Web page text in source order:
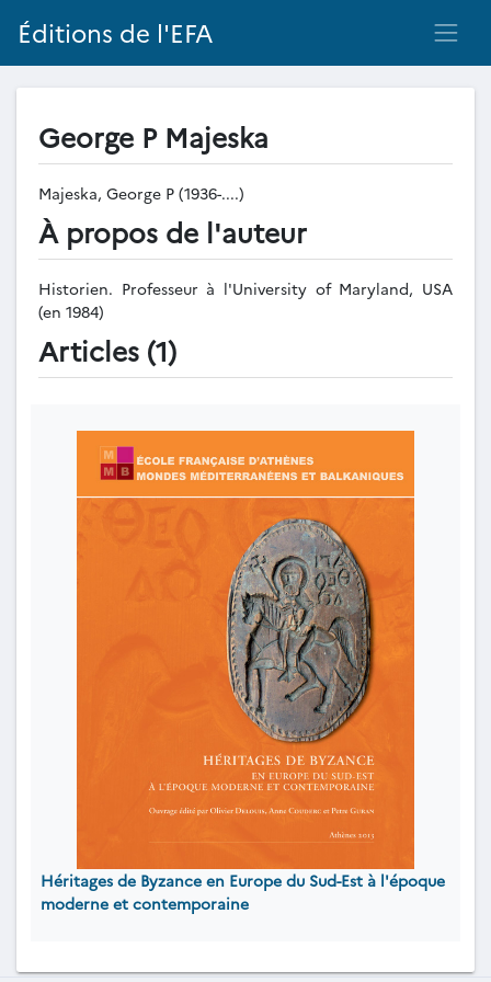
Éditions de l'EFA
George P Majeska
Majeska, George P (1936-....)
À propos de l'auteur
Historien. Professeur à l'University of Maryland, USA
(en 1984)
Articles (1)
Héritages de Byzance en Europe du Sud-Est à l'époque
moderne et contemporaine